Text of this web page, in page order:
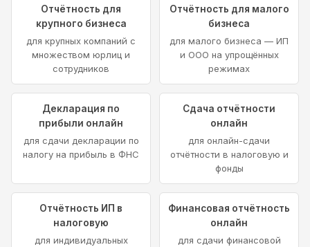
Отчётность для
крупного бизнеса
для крупных компаний с
множеством юрлиц и
сотрудников
Отчётность для малого
бизнеса
для малого бизнеса — ИП
и ООО на упрощённых
режимах
Декларация по
прибыли онлайн
для сдачи декларации по
налогу на прибыль в ФНС
Сдача отчётности
онлайн
для онлайн-сдачи
отчётности в налоговую и
фонды
Отчётность ИП в
налоговую
для индивидуальных
Финансовая отчётность
онлайн
для сдачи финансовой